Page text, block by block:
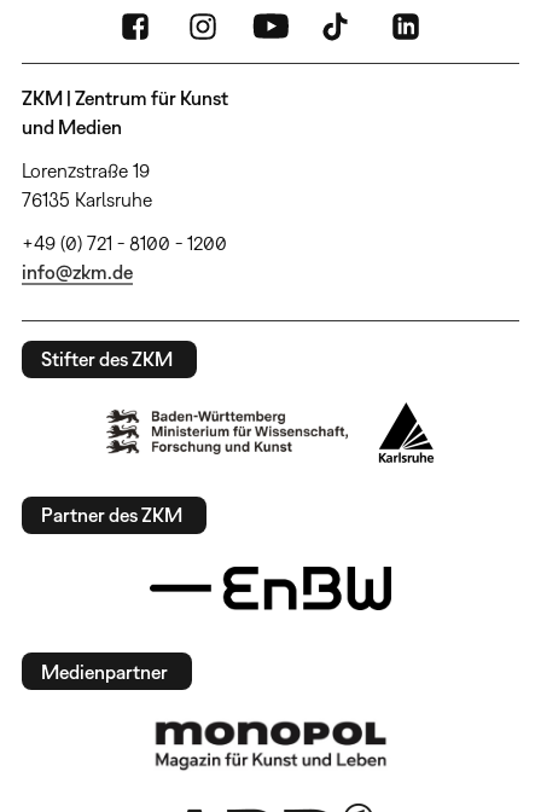
ZKM | Zentrum für Kunst
und Medien
Lorenzstraße 19
76135 Karlsruhe
+49 (0) 721 - 8100 - 1200
info@zkm.de
Stifter des ZKM
Partner des ZKM
Medienpartner